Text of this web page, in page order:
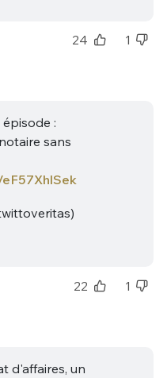
24 1
:
sans
22 1
d'affaires, un